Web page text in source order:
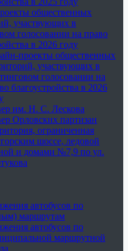
общественных
участвующих в
голосовании на право
в 2026 году
проекты общественных
участвующих в
голосовании на
благоустройства в 2026
им. Н. С. Лескова
Орловских партизан
ограниченная
шоссе, ледовой
и домами №7,9 по ул.
автобусов по
маршрутам
автобусов по
маршрутной